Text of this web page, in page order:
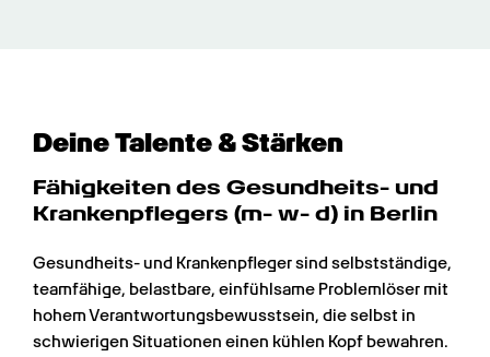
Deine Talente & Stärken
Fähigkeiten des Gesundheits- und
Krankenpflegers (m- w- d) in Berlin
Gesundheits- und Krankenpfleger sind selbstständige,
teamfähige, belastbare, einfühlsame Problemlöser mit
hohem Verantwortungsbewusstsein, die selbst in
schwierigen Situationen einen kühlen Kopf bewahren.